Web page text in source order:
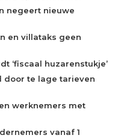
negeert nieuwe
en villataks geen
‘fiscaal huzarenstukje’
door te lage tarieven
werknemers met
vanaf 1